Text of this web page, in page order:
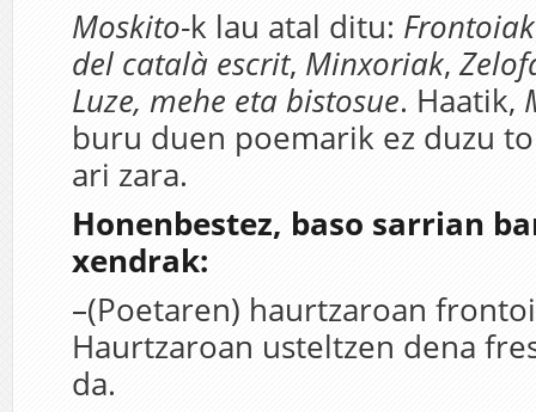
Moskito-k lau atal ditu: Frontoiak
del català escrit, Minxoriak,
Luze, mehe eta bistosue. Haatik,
buru duen poemarik ez duzu
ari zara.
Honenbestez, baso sarrian
xendrak:
–(Poetaren) haurtzaroan
Haurtzaroan usteltzen dena
da.